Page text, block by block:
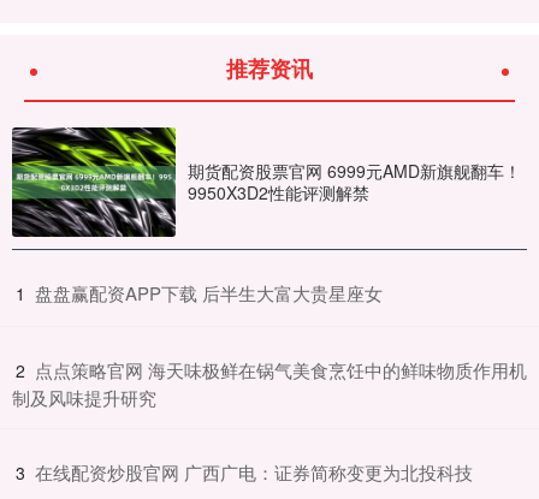
推荐资讯
期货配资股票官网 6999元AMD新旗舰翻车！
9950X3D2性能评测解禁
1 ​盘盘赢配资APP下载 后半生大富大贵星座女
2 ​点点策略官网 海天味极鲜在锅气美食烹饪中的鲜味物质作用机
制及风味提升研究
3 ​在线配资炒股官网 广西广电：证券简称变更为北投科技